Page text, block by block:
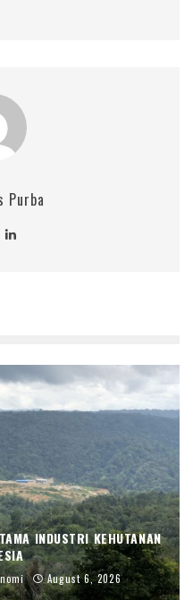
Purba
INDUSTRI KEHUTANAN
August 6, 2026